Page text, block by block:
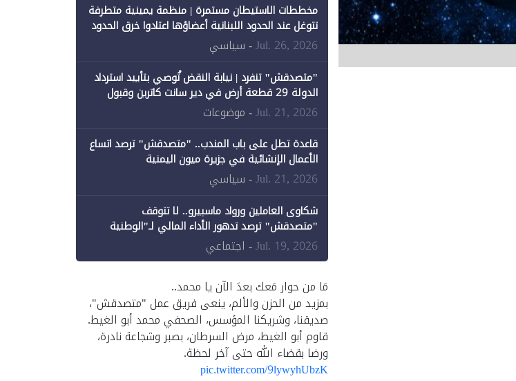
مخططات الاستيطان مستمرة | منظمة يمينية متطرفة
تتوغل عند الحدود اللبنانية أعضاؤها اعتادوا خرق الحدود
Jul. 26, 2026- سياسي
"متصدقش" تنفرد | نيابة النقض تُوصي بتأييد استرداد
الدولة 29 قطعة أرض في دير سانت كاترين وقبول
طعن الحكومة جزئيًا (1)
Jul. 21, 2026- موضوعات
قاعدة تطل على باب المندب.. "متصدقش" ترصد اتساع
الأعمال الإنشائية في جزيرة ميون اليمنية
Jul. 21, 2026- سياسي
شكاوى العاملين ورواد ماسبيرو.. لا تتوقف
"متصدقش" ترصد تدهور الأداء المالي لـ"الوطنية
للإعلام"
Jul. 19, 2026- اجتماعي
مَا من حوار مَعك بعدَ الآن يا محمد..
بمزيد من الحزن والألم، ينعى فريق عمل "متصدقش"،
صديقنا، وشريكنا المؤسس، الصحفي محمد أبو الغيط.
قاوم أبو الغيط، مرض السرطان، بصبر وشجاعة نادرة،
ورضا بقضاء الله حتى آخر لحظة.
pic.twitter.com/9lywyhUbzK